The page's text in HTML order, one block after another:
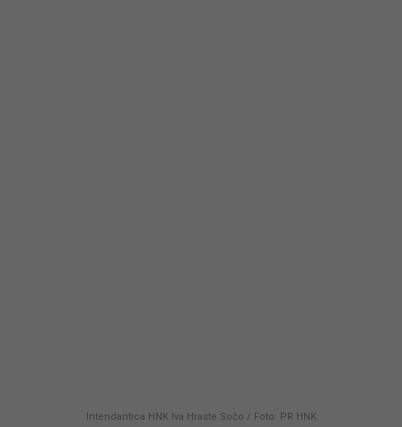
Intendantica HNK Iva Hraste Sočo / Foto: PR HNK